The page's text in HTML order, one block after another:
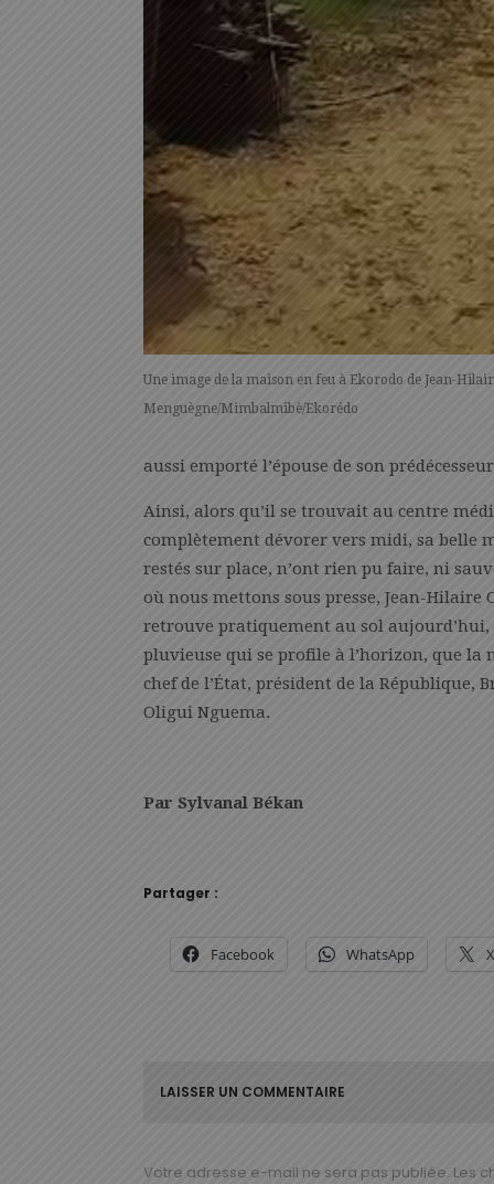
Une image de la maison en feu à Ekorodo de Jean-
Menguègne/Mimbalmibè/Ekorédo
aussi emporté l’épouse de son
Ainsi, alors qu’il se trouvait au centre
complètement dévorer vers midi, sa belle
restés sur place, n’ont rien pu faire, ni
où nous mettons sous presse, Jean-Hilaire
retrouve pratiquement au sol aujourd’hui,
pluvieuse qui se profile à l’horizon, que
chef de l’État, président de la République,
Oligui Nguema.
Par Sylvanal Békan
Partager :
Facebook WhatsApp X
LAISSER UN COMMENTAIRE
Votre adresse e-mail ne sera pas publiée. Les